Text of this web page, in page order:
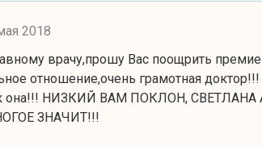
2018
врачу,прошу Вас поощрить
отношение,очень грамотная
она!!! НИЗКИЙ ВАМ ПОКЛОН,
ЗНАЧИТ!!!